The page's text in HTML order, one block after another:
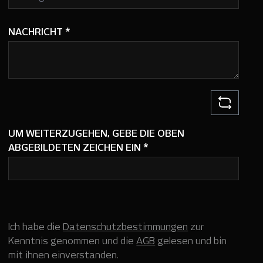
NACHRICHT*
UM WEITERZUGEHEN, GEBE DIE OBEN
ABGEBILDETEN ZEICHEN EIN*
Ich habe dieDatenschutzbestimmungen zur
Kenntnis genommen und dieAGB gelesen und bin
mit ihnen einverstanden.